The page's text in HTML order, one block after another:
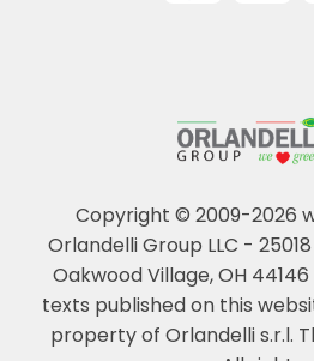
Copyright © 2009-2026
Orlandelli Group LLC -
Oakwood Village, OH 44146
texts published on this
property of Orlandelli s.r.l.